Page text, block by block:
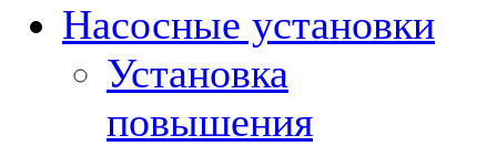
Насосные установки
Установка
повышения